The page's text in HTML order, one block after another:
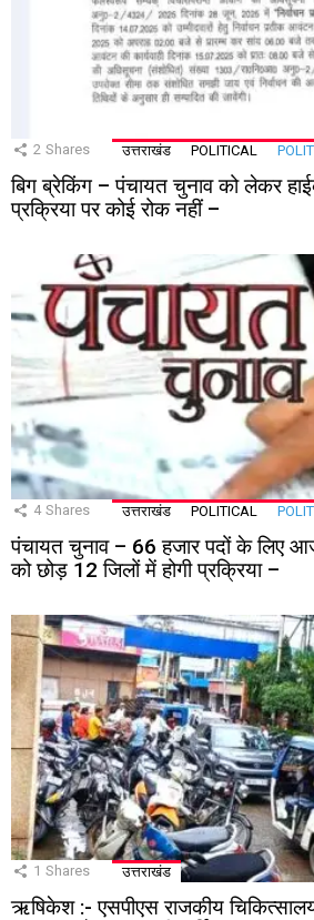
2 Shares उत्तराखंड POLITICAL
बिग ब्रेकिंग – पंचायत चुनाव को लेकर
प्रक्रिया पर कोई रोक नहीं –
4 Shares उत्तराखंड POLITICAL
पंचायत चुनाव – 66 हजार पदों के लिए आज
को छोड़ 12 जिलों में होगी प्रक्रिया –
1 Shares उत्तराखंड
ऋषिकेश :- एसपीएस राजकीय